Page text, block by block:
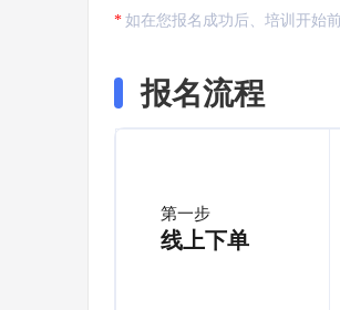
如在您报名成功后、培训开始
报名流程
第一步
线上下单